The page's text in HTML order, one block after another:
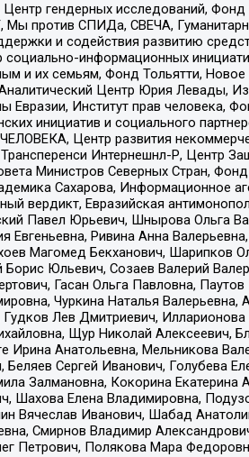
гендерных исследований,
против СПИДа, СВЕЧА,
и содействия развитию
информационных
и их семьям, Фонд Тольятти, Новое
Центр Юрия Левады,
Евразии, Институт прав человека,
инициатив и социального
Центр развития
Интернешнл-Р, Центр
Министров Северных Стран,
Сахарова, Информационное
вердикт, Евразийская
Павел Юрьевич, Шнырова Ольга
Евгеньевна, Ривина Анна
Магомед Бекханович, Шарипков
Юльевич, Созаев Валерий
Гасан Ольга Павловна,
Чуркина Наталья Валерьевна,
Гудков Лев Дмитриевич,
Щур Николай Алексеевич,
Ирина Анатольевна, Мельникова
Сергей Иванович, Голубева
Залмановна, Кокорина Екатерина
Шахова Елена Владимировна,
Вячеслав Иванович, Шабад
Смирнов Владимир
Петрович, Полякова Мара